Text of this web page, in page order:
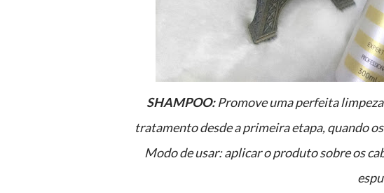
SHAMPOO:Promove uma perfeita
tratamento desde a primeira etapa, quando
Modo de usar: aplicar o produto sobre os cabelos úmidos, massageando bem até formar